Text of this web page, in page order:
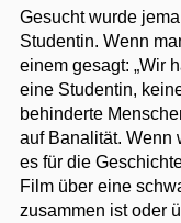
Gesucht wurde
Studentin. Wenn
einem gesagt: „Wir
eine Studentin,
behinderte
auf Banalität. Wenn
es für die
Film über eine
zusammen ist oder